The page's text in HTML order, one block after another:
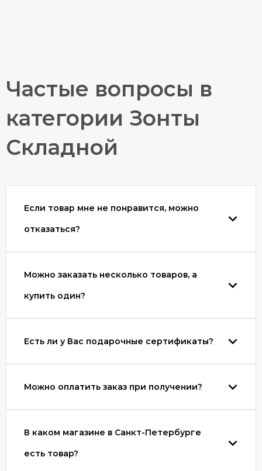
Зонт Fabretti L-18105-
Зонт мужской
Частые вопросы в
категории Зонты
Складной
Если товар мне не понравится, можно
отказаться?
Можно заказать несколько товаров, а
купить один?
Есть ли у Вас подарочные сертификаты?
Можно оплатить заказ при получении?
В каком магазине в Санкт-Петербурге
есть товар?